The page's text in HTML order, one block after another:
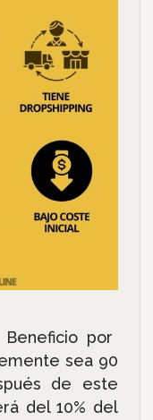
Beneficio por
sea 90
de este
del 10% del